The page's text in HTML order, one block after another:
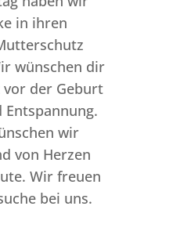
in ihren
wünschen dir
der Geburt
wir
von Herzen
Wir freuen
bei uns.